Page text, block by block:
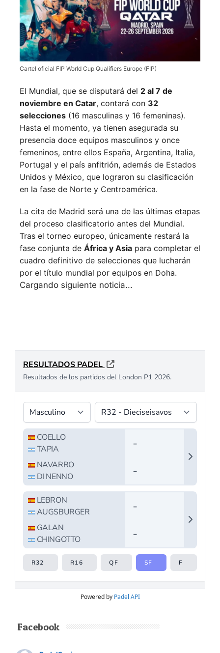
Cartel oficial FIP World Cup Qualifiers Europe (FIP)
El Mundial, que se disputará del 2 al 7 de
noviembre en Catar, contará con 32
selecciones (16 masculinas y 16 femeninas).
Hasta el momento, ya tienen asegurada su
presencia doce equipos masculinos y once
femeninos, entre ellos España, Argentina, Italia,
Portugal y el país anfitrión, además de Estados
Unidos y México, que lograron su clasificación
en la fase de Norte y Centroamérica.
La cita de Madrid será una de las últimas etapas
del proceso clasificatorio antes del Mundial.
Tras el torneo europeo, únicamente restará la
fase conjunta de África y Asia para completar el
cuadro definitivo de selecciones que lucharán
por el título mundial por equipos en Doha.
Nueva York pondrá
el broche final a la
primera edición del
Rafa Nadal
Academy Padel
Tour en Estados
Unidos